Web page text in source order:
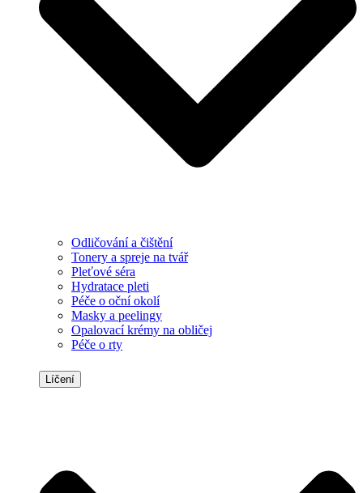
Odličování a čištění
Tonery a spreje na tvář
Pleťové séra
Hydratace pleti
Péče o oční okolí
Masky a peelingy
Opalovací krémy na obličej
Péče o rty
Líčení